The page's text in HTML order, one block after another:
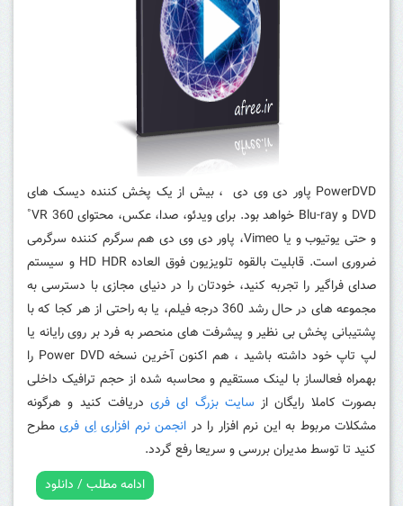
PowerDVD پاور دی وی دی ، بیش از یک پخش کننده دیسک های
DVD و Blu-ray خواهد بود.
برای ویدئو، صدا، عکس، محتوای VR 360˚
و حتی یوتیوب و یا Vimeo، پاور دی وی دی هم سرگرم کننده سرگرمی
ضروری است.
قابلیت بالقوه تلویزیون فوق العاده HD HDR و سیستم
صدای فراگیر را تجربه کنید، خودتان را در دنیای مجازی با دسترسی به
مجموعه های در حال رشد 360 درجه فیلم، یا به راحتی از هر کجا که با
پشتیبانی پخش بی نظیر و پیشرفت های منحصر به فرد بر روی رایانه یا
لپ تاپ خود داشته باشید ، هم اکنون آخرین نسخه Power DVD را
بهمراه فعالساز با لینک مستقیم و محاسبه شده از حجم ترافیک داخلی
بصورت کاملا رایگان از سایت بزرگ ای فریدریافت کنید و هرگونه
مشکلات مربوط به این نرم افزار را در انجمن نرم افزاری اِی فریمطرح
کنید تا توسط مدیران بررسی و سریعا رفع گردد.
ادامه مطلب / دانلود